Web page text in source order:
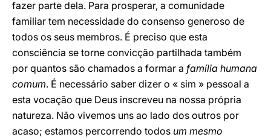
fazer parte dela. Para prosperar, a comunidade
familiar tem necessidade do consenso generoso de
todos os seus membros. É preciso que esta
consciência se torne convicção partilhada também
por quantos são chamados a formar a família humana
comum. É necessário saber dizer o « sim » pessoal a
esta vocação que Deus inscreveu na nossa própria
natureza. Não vivemos uns ao lado dos outros por
acaso; estamos percorrendo todos um mesmo